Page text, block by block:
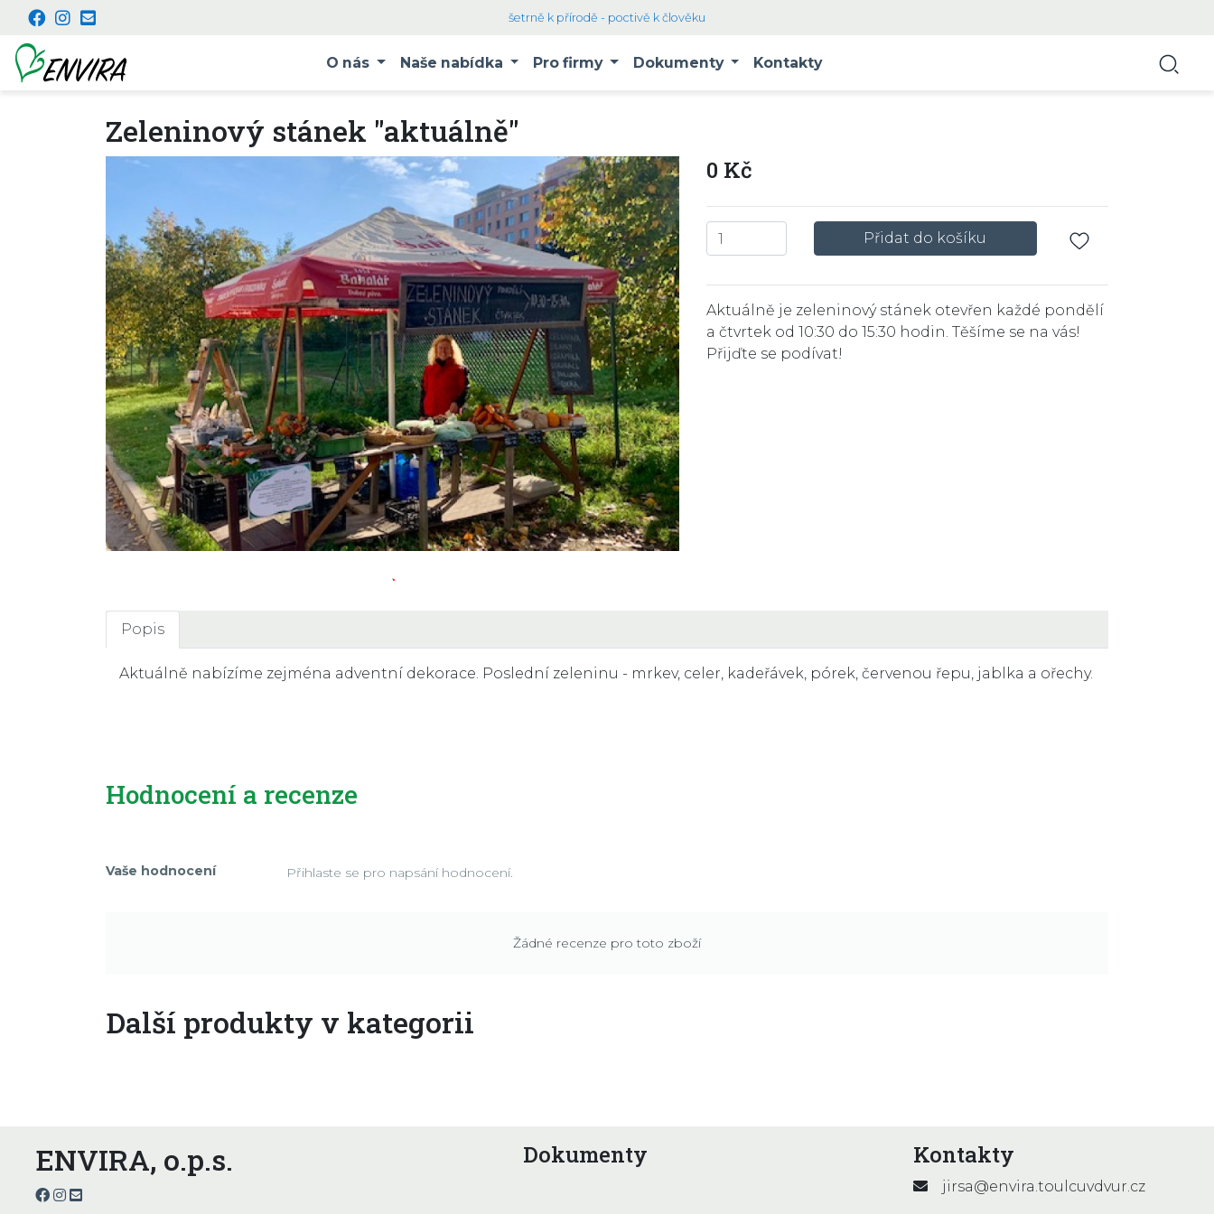
šetrně k přírodě - poctivě k člověku
O nás Naše nabídka Pro firmy Dokumenty Kontakty
Zeleninový stánek "aktuálně"
0 Kč
Přidat do košíku
Aktuálně je zeleninový stánek otevřen každé pondělí
a čtvrtek od 10:30 do 15:30 hodin. Těšíme se na vás!
Přijďte se podívat!
Popis
Aktuálně nabízíme zejména adventní dekorace. Poslední zeleninu - mrkev, celer, kadeřávek, pórek, červenou řepu, jablka a ořechy.
Hodnocení a recenze
Vaše hodnocení Přihlaste se pro napsání hodnocení.
Žádné recenze pro toto zboží
Další produkty v kategorii
ENVIRA, o.p.s. Dokumenty Kontakty
jirsa@envira.toulcuvdvur.cz